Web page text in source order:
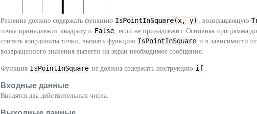
Решение должно содержать функцию IsPointInSquare(x, y) , возвращающую
точка принадлежит квадрату и False , если не принадлежит. Основная программа
считать координаты точки, вызвать функцию IsPointInSquare и в зависимости от
возвращенного значения вывести на экран необходимое сообщение.
Функция IsPointInSquare не должна содержать инструкцию if .
Входные данные
Вводятся два действительных числа.